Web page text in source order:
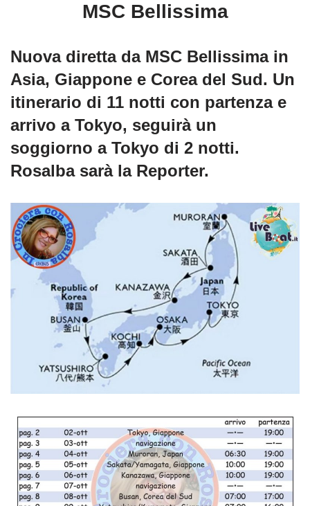
MSC Bellissima
Nuova diretta da MSC Bellissima in
Asia, Giappone e Corea del Sud. Un
itinerario di 11 notti con partenza e
arrivo a Tokyo, seguirà un
soggiorno a Tokyo di 2 notti.
Rosalba sarà la Reporter.